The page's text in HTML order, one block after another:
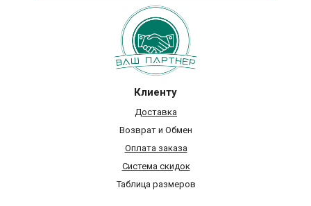
Доставка
Возврат и Обмен
Система скидок
Таблица размеров
Оплата заказа
Клиенту